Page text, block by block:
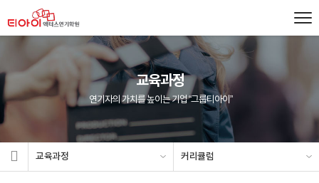
교육과정
연기자의 가치를 높이는 기업 “그룹티아이”
교육과정 커리큘럼